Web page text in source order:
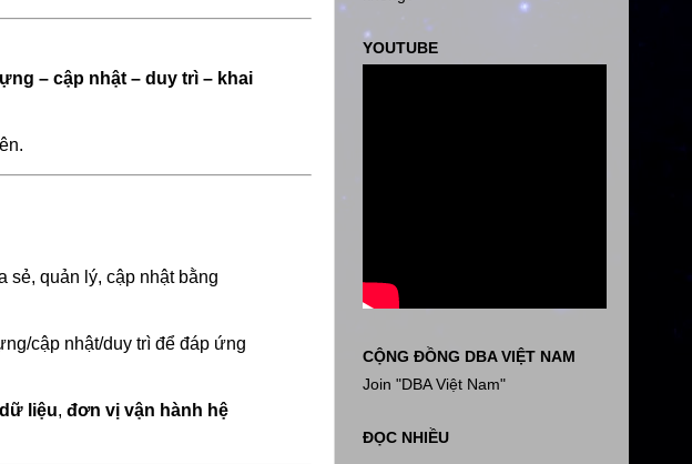
– cập nhật – duy trì – khai
sẻ, quản lý, cập nhật bằng
cập nhật/duy trì để đáp ứng
liệu, đơn vị vận hành hệ
YOUTUBE
CỘNG ĐỒNG DBA VIỆT NAM
Join "DBA Việt Nam"
ĐỌC NHIỀU